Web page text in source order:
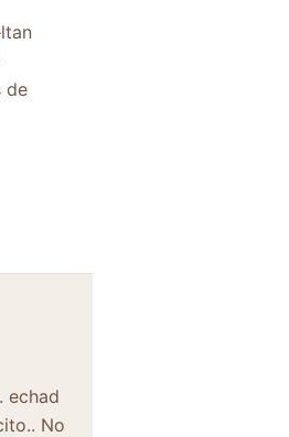
de
echad
No